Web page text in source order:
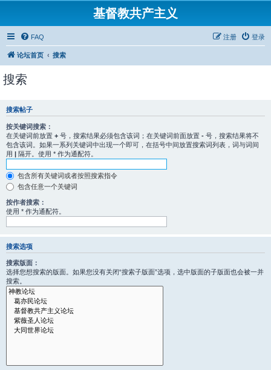
基督教共产主义
FAQ 登录
注册
论坛首页 搜索
搜索
搜索帖子
按关键词搜索：
在关键词前放置 + 号，搜索结果必须包含该词；在关键词前面放置 - 号，搜索结果将不
包含该词。如果一系列关键词中出现一个即可，在括号中间放置搜索词列表，词与词间
用 | 隔开。使用 * 作为通配符。
包含所有关键词或者按照搜索指令
包含任意一个关键词
按作者搜索：
使用 * 作为通配符。
搜索选项
搜索版面：
选择您想搜索的版面。如果您没有关闭“搜索子版面”选项，选中版面的子版面也会被一并
搜索。